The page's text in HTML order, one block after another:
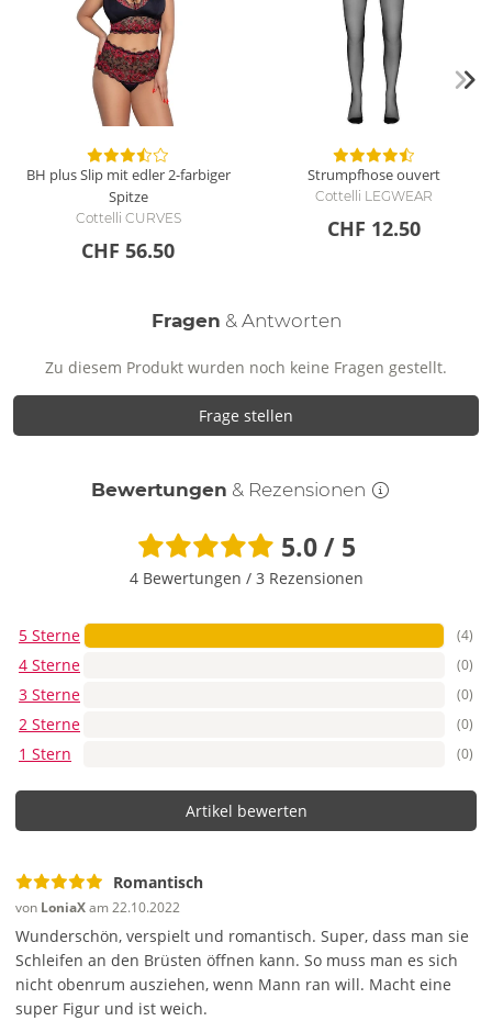
BH plus Slip mit edler 2-farbiger
Spitze
Cottelli CURVES
CHF 56.50
Strumpfhose ouvert
Cottelli LEGWEAR
CHF 12.50
Fragen & Antworten
Zu diesem Produkt wurden noch keine Fragen gestellt.
Frage stellen
Bewertungen & Rezensionen
5.0 / 5
4 Bewertungen / 3 Rezensionen
5 Sterne (4)
4 Sterne (0)
3 Sterne (0)
2 Sterne (0)
1 Stern (0)
Artikel bewerten
Romantisch
von LoniaXam 22.10.2022
Wunderschön, verspielt und romantisch. Super, dass man sie
Schleifen an den Brüsten öffnen kann. So muss man es sich
nicht obenrum ausziehen, wenn Mann ran will. Macht eine
super Figur und ist weich.